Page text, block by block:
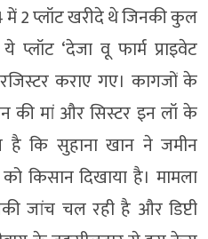
2 प्लॉट खरीदे थे जिनकी कुल
‘देजा वू फार्म प्राइवेट
कराए गए। कागजों के
की मां और सिस्टर इन लॉ के
है कि सुहाना खान ने जमीन
किसान दिखाया है। मामला
जांच चल रही है और डिप्टी